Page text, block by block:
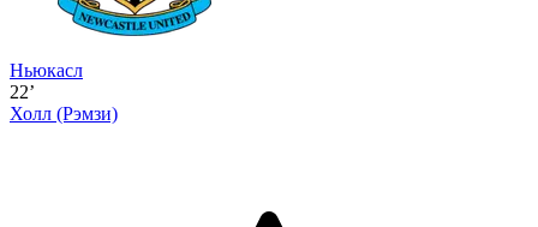
Ньюкасл
22’
Холл (Рэмзи)